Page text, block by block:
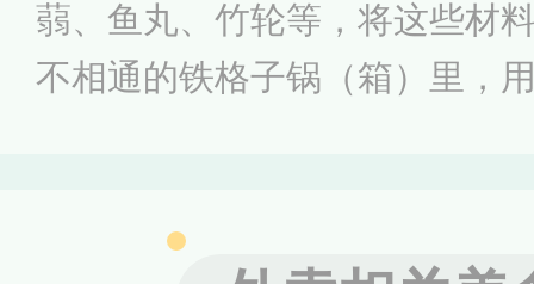
蒻、鱼丸、竹轮等，将这些材
不相通的铁格子锅（箱）里，
以当作小吃食用。